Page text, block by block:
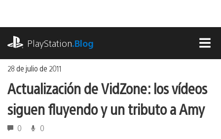
contenido
PlayStation.Blog
28 de julio de 2011
Actualización de VidZone: los vídeos
siguen fluyendo y un tributo a Amy
0 0